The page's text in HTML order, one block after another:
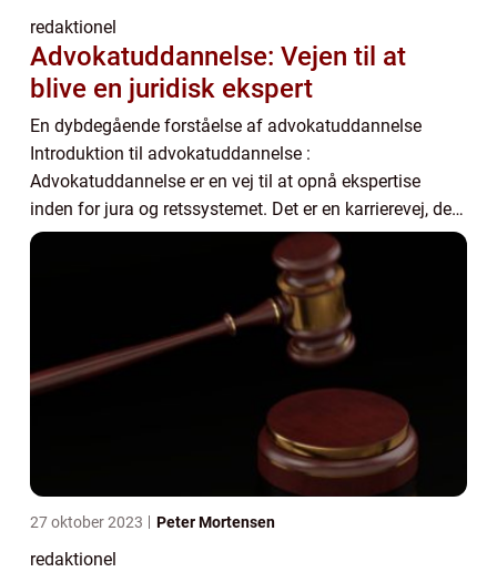
redaktionel
Advokatuddannelse: Vejen til at
blive en juridisk ekspert
En dybdegående forståelse af advokatuddannelse
Introduktion til advokatuddannelse :
Advokatuddannelse er en vej til at opnå ekspertise
inden for jura og retssystemet. Det er en karrierevej, der
appellerer til dem, der brænder for at forsvare retfærdi...
27 oktober 2023 Peter Mortensen
redaktionel